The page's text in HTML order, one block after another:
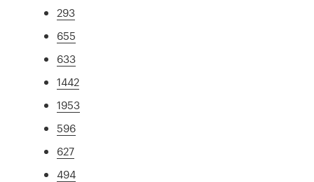
293
655
633
1442
1953
596
627
494